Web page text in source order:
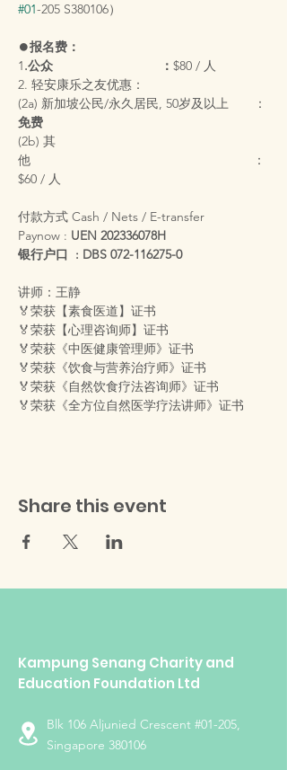
#01-205 S380106）
⏺️报名费：
1.公众                              ： $80 / 人
2. 轻安康乐之友优惠：
(2a) 新加坡公民/永久居民, 50岁及以上       ：
免费
(2b) 其
他                                                              ：
$60 / 人
付款方式 Cash / Nets / E-transfer
Paynow : UEN 202336078H
银行户口  : DBS 072-116275-0
讲师：王静
🏅荣获【素食医道】证书
🏅荣获【心理咨询师】证书
🏅荣获《中医健康管理师》证书
🏅荣获《饮食与营养治疗师》证书
🏅荣获《自然饮食疗法咨询师》证书
🏅荣获《全方位自然医学疗法讲师》证书
Share this event
Kampung Senang Charity and
Education Foundation Ltd
Blk 106 Aljunied Crescent #01-205,
Singapore 380106